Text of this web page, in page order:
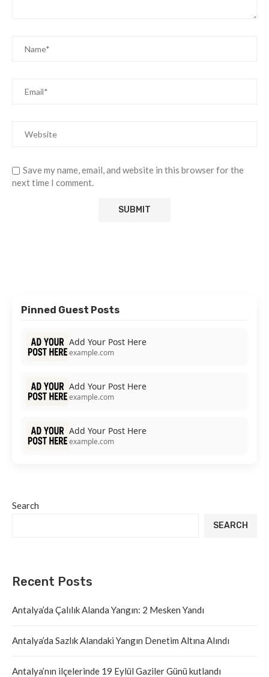
Save my name, email, and website in this browser for the
next time I comment.
Pinned Guest Posts
Add Your Post Here
example.com
Add Your Post Here
example.com
Add Your Post Here
example.com
Search
SEARCH
Recent Posts
Antalya’da Çalılık Alanda Yangın: 2 Mesken Yandı
Antalya’da Sazlık Alandaki Yangın Denetim Altına Alındı
Antalya’nın ilçelerinde 19 Eylül Gaziler Günü kutlandı